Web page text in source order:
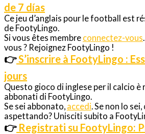
de 7 días
Ce jeu d’anglais pour le football est
de FootyLingo.
Si vous êtes membre connectez-vous
vous ? Rejoignez FootyLingo !
👉S’inscrire à FootyLingo :
jours
Questo gioco di inglese per il calcio è
abbonati di FootyLingo.
Se sei abbonato, accedi . Se non lo
aspettando? Unisciti subito a
👉 Registrati su FootyLingo: